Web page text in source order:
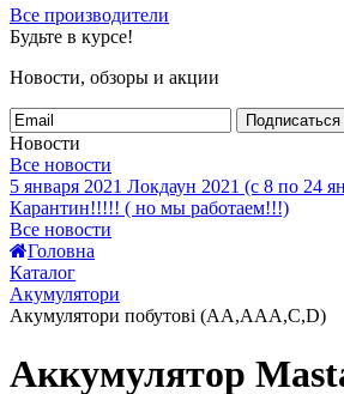
Все производители
Будьте в курсе!
Новости, обзоры и акции
Подписаться
Новости
Все новости
5 января 2021 Локдаун 2021 (с 8 по 24
Карантин!!!!! ( но мы работаем!!!)
Все новости
Головна
Каталог
Акумулятори
Акумулятори побутові (AA,AAA,C,D)
Аккумулятор